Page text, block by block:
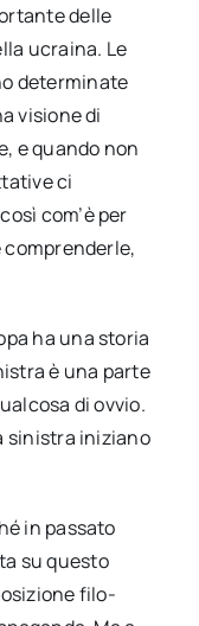
delle
ucraina. Le
determinate
visione di
e quando non
ci
com’è per
ha una storia
è una parte
di ovvio.
sinistra iniziano
in passato
su questo
filo-